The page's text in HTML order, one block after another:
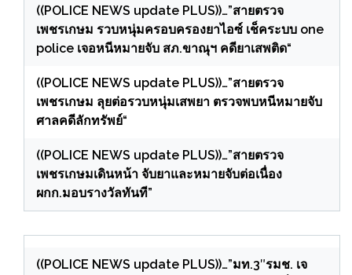
((POLICE NEWS update PLUS))…”สายตรวจ
เพชรเกษม รวบหนุ่มครอบครองยาไอซ์ เช็คระบบ one
police เจอหนีหมายจับ สภ.ขาณุฯ คดียาเสพติด“
((POLICE NEWS update PLUS))…”สายตรวจ
เพชรเกษม ลุยต่อรวบหนุ่มเสพยา ตรวจพบหนีหมายจับ
ศาลคดีลักทรัพย์“
((POLICE NEWS update PLUS))…”สายตรวจ
เพชรเกษมเดินหน้า จับยาและหมายจับต่อเนื่อง
ผกก.มอบรางวัลทันที”
((POLICE NEWS update PLUS))…”มท.3″รมช. เจ